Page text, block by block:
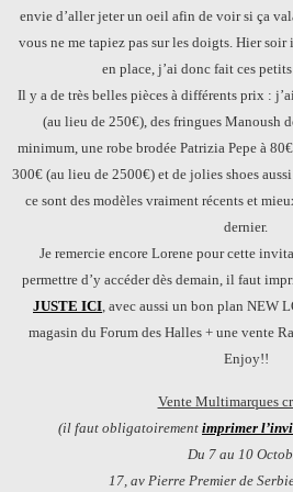
envie d’aller jeter un oeil afin de voir si ça
vous ne me tapiez pas sur les doigts. Hier
en place, j’ai donc fait ces
Il y a de très belles pièces à différents prix :
(au lieu de 250€), des fringues Manoush
minimum, une robe brodée Patrizia Pepe à
300€ (au lieu de 2500€) et de jolies shoes
ce sont des modèles vraiment récents et
dernier.
Je remercie encore Lorene pour cette
permettre d’y accéder dès demain, il faut
JUSTE ICI, avec aussi un bon plan NEW
magasin du Forum des Halles + une vente
Enjoy!!
Vente Multimarques
(il faut obligatoirement imprimer
Du 7 au 10
17, av Pierre Premier de